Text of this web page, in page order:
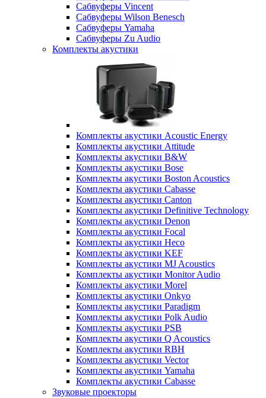
Сабвуферы Vincent
Сабвуферы Wilson Benesch
Сабвуферы Yamaha
Сабвуферы Zu Audio
Комплекты акустики
Комплекты акустики Acoustic Energy
Комплекты акустики Attitude
Комплекты акустики B&W
Комплекты акустики Bose
Комплекты акустики Boston Acoustics
Комплекты акустики Cabasse
Комплекты акустики Canton
Комплекты акустики Definitive Technology
Комплекты акустики Denon
Комплекты акустики Focal
Комплекты акустики Heco
Комплекты акустики KEF
Комплекты акустики MJ Acoustics
Комплекты акустики Monitor Audio
Комплекты акустики Morel
Комплекты акустики Onkyo
Комплекты акустики Paradigm
Комплекты акустики Polk Audio
Комплекты акустики PSB
Комплекты акустики Q Acoustics
Комплекты акустики RBH
Комплекты акустики Vector
Комплекты акустики Yamaha
Комплекты акустики Сabasse
Звуковые проекторы